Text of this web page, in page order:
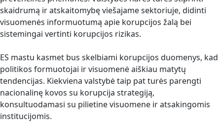
skaidrumą ir atskaitomybę viešajame sektoriuje, didinti
visuomenės informuotumą apie korupcijos žalą bei
sistemingai vertinti korupcijos rizikas.
ES mastu kasmet bus skelbiami korupcijos duomenys, kad
politikos formuotojai ir visuomenė aiškiau matytų
tendencijas. Kiekviena valstybė taip pat turės parengti
nacionalinę kovos su korupcija strategiją,
konsultuodamasi su pilietine visuomene ir atsakingomis
institucijomis.